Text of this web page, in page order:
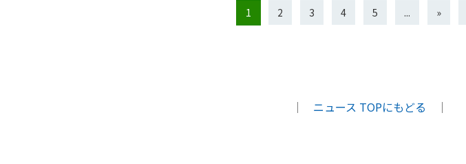
1 2 3 4 5 ... »
｜ ニュース TOPにもどる ｜